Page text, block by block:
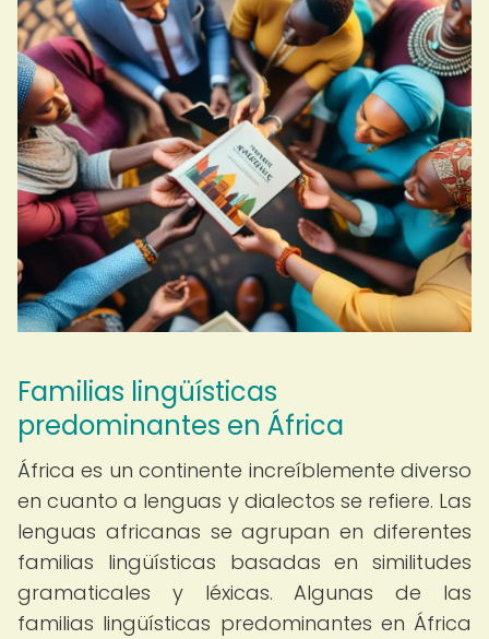
Familias lingüísticas
predominantes en África
África es un continente increíblemente diverso
en cuanto a lenguas y dialectos se refiere. Las
lenguas africanas se agrupan en diferentes
familias lingüísticas basadas en similitudes
gramaticales y léxicas. Algunas de las
familias lingüísticas predominantes en África